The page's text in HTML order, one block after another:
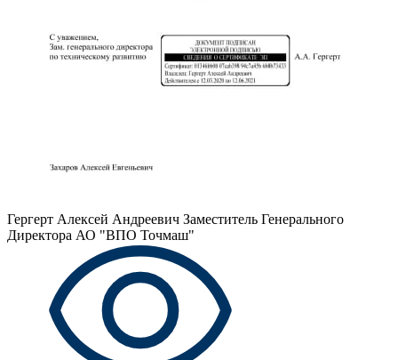
Гергерт Алексей Андреевич Заместитель Генерального
Директора АО "ВПО Точмаш"